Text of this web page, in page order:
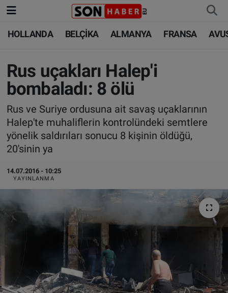
HOLLANDA BELÇİKA ALMANYA FRANSA
Rus uçakları Halep'i
bombaladı: 8 ölü
Rus ve Suriye ordusuna ait savaş uçaklarının
Halep'te muhaliflerin kontrolündeki semtlere
yönelik saldırıları sonucu 8 kişinin öldüğü,
20'sinin ya
14.07.2016 - 10:25
YAYINLANMA
HOLLANDA
BELÇİKA
ALMANYA
FRANSA
AVUSTURYA
SAĞLIK - YAŞAM
HOLLANDA
BELÇİKA
ALMANYA
TÜRKİYE
DÜNYA
BİLİM-TEKNOLOJİ
FOTO GALERİ
VIDEO GALERİ
ALGEMENE VOORWAARDEN
Nöbetçi Eczaneler
Hava Durumu
Trafik Durumu
Süper Lig Puan Durumu ve Fikstür
Tüm Manşetler
Son Dakika Haberleri